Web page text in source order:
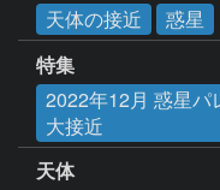
天体の接近
惑星
特集
2022年12月 惑星パ
大接近
天体